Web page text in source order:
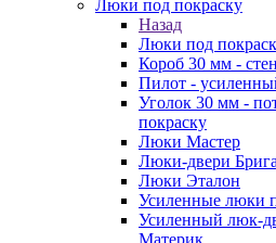
Люки под покраску
Назад
Люки под
Короб 30 мм -
Пилот -
Уголок 30 мм -
покраску
Люки Мастер
Люки-двери
Люки Эталон
Усиленные люки
Усиленный люк-
Материк